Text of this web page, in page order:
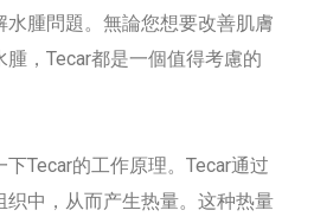
水腫問題。無論您想要改善肌膚
，Tecar都是一個值得考慮的
Tecar的工作原理。Tecar通过
织中，从而产生热量。这种热量